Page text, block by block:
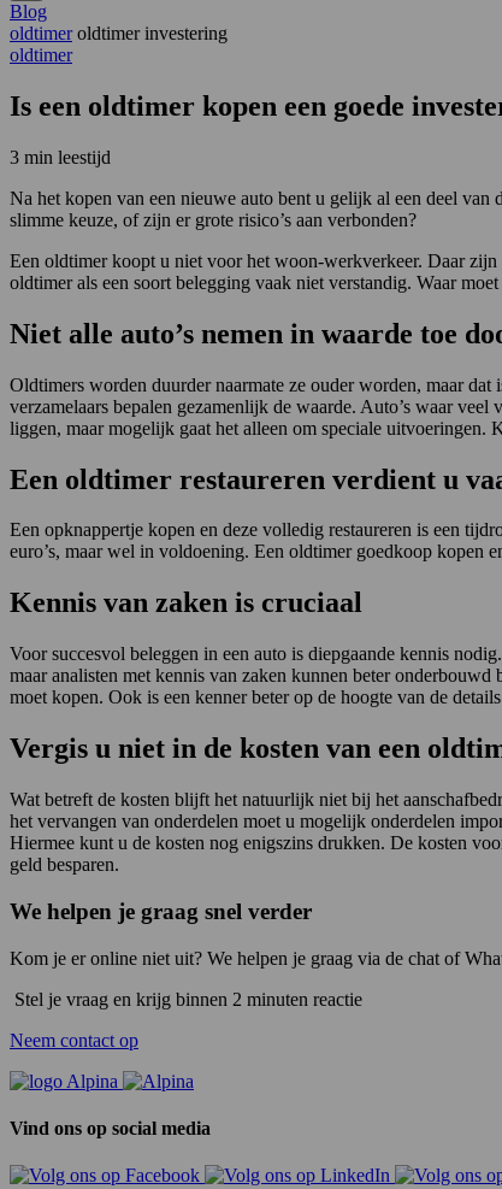
Blog
oldtimer oldtimer investering
oldtimer
Is een oldtimer kopen een goede
3 min leestijd
Na het kopen van een nieuwe auto bent u gelijk al een deel
slimme keuze, of zijn er grote risico’s aan verbonden?
Een oldtimer koopt u niet voor het woon-werkverkeer. Daar
oldtimer als een soort belegging vaak niet verstandig. Waar
Niet alle auto’s nemen in waarde toe
Oldtimers worden duurder naarmate ze ouder worden, maar
verzamelaars bepalen gezamenlijk de waarde. Auto’s waar
liggen, maar mogelijk gaat het alleen om speciale uitvoeringen.
Een oldtimer restaureren verdient u
Een opknappertje kopen en deze volledig restaureren is een
euro’s, maar wel in voldoening. Een oldtimer goedkoop kopen
Kennis van zaken is cruciaal
Voor succesvol beleggen in een auto is diepgaande kennis
maar analisten met kennis van zaken kunnen beter
moet kopen. Ook is een kenner beter op de hoogte van de
Vergis u niet in de kosten van een
Wat betreft de kosten blijft het natuurlijk niet bij het
het vervangen van onderdelen moet u mogelijk onderdelen
Hiermee kunt u de kosten nog enigszins drukken. De kosten
geld besparen.
We helpen je graag snel verder
Kom je er online niet uit? We helpen je graag via de chat of
Stel je vraag en krijg binnen 2 minuten reactie
Neem contact op
Vind ons op social media